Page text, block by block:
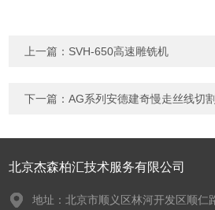
上一篇： SVH-650高速雕铣机
下一篇：AG系列安德建奇慢走丝线切割
北京杰森柏汇技术服务有限公司
地址：北京市顺义区林河开发区顺仁